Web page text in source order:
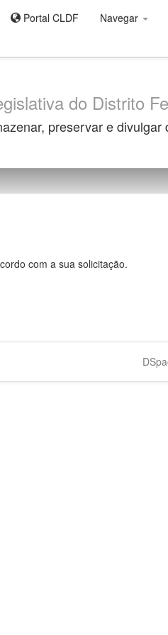
Portal CLDF Navegar
do Distrito
preservar e
com a sua solicitação.